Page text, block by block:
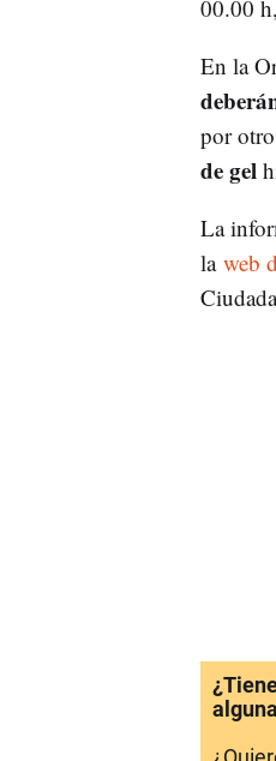
00.00
En la
por
de gel
La
la web